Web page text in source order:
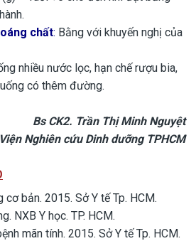
chất: Bằng với khuyến nghị của
nhiều nước lọc, hạn chế rượu bia,
có thêm đường.
Bs CK2. Trần Thị Minh Nguyệt
Nghiên cứu Dinh dưỡng TPHCM
bản. 2015. Sở Y tế Tp. HCM.
NXB Y học. TP. HCM.
mãn tính. 2015. Sở Y tế Tp. HCM.